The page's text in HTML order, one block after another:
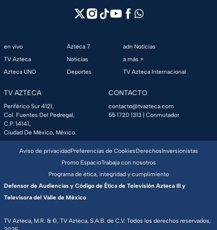
en vivo
TV Azteca
Azteca UNO
Azteca 7
Noticias
Deportes
adn Noticias
a más +
TV Azteca Internacional
TV AZTECA
Periférico Sur 4121,
Col. Fuentes Del Pedregal,
C.P. 14141,
Ciudad De México, México.
CONTACTO
contacto@tvazteca.com
55 1720 1313 | Conmutador
TV Azteca, M.R. & ©, TV Azteca, S.A.B. de C.V. Todos los derechos reservados,
Aviso de privacidadPreferencias de CookiesDerechosInversionistas
Promo EspacioTrabaja con nosotros
Programa de ética, integridad y cumplimiento
Defensor de Audiencias y Código de Ética de Televisión Azteca III y
Televisora del Valle de México